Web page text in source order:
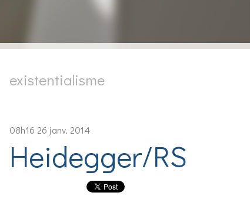
existentialisme
08h16 26 janv. 2014
Heidegger/RS